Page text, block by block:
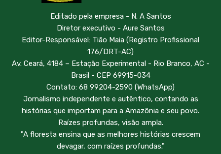
Editado pela empresa - N. A Santos
Diretor executivo - Aure Santos
Editor-Responsável: Tião Maia (Registro Profissional
176/DRT-AC)
Av. Ceará, 4184 – Estação Experimental - Rio Branco, AC -
Brasil - CEP 69915-034
Contato: 68 99204-2590 (WhatsApp)
Jornalismo independente e autêntico, contando as
histórias que importam para a Amazônia e seu povo.
Raízes profundas, visão ampla.
"A floresta ensina que as melhores histórias crescem
devagar, com raízes profundas."